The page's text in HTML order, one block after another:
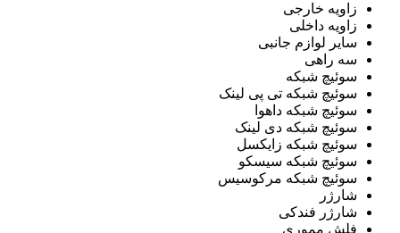
زاویه خارجی
زاویه داخلی
سایر لوازم جانبی
سه راهی
سوئیچ شبکه
سوئیچ شبکه تی پی لینک
سوئیچ شبکه داهوا
سوئیچ شبکه دی لینک
سوئیچ شبکه زایکسل
سوئیچ شبکه سیسکو
سوئیچ شبکه مرکوسیس
شارژر
شارژر فندکی
فلش مموری